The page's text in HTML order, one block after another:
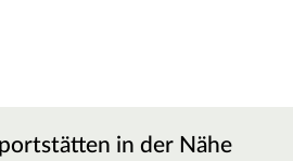
in der Nähe